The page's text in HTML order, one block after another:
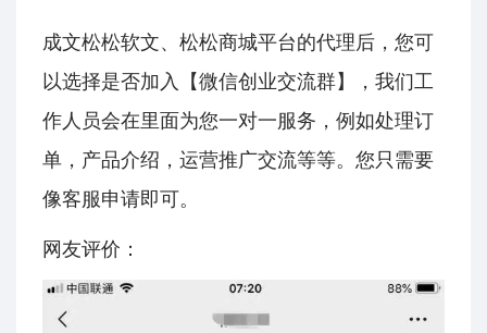
成文松松软文、松松商城平台的代理后，您可
以选择是否加入【微信创业交流群】，我们工
作人员会在里面为您一对一服务，例如处理订
单，产品介绍，运营推广交流等等。您只需要
像客服申请即可。
网友评价：